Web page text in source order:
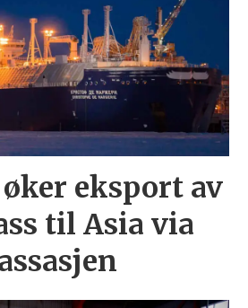
eksport av
til Asia via